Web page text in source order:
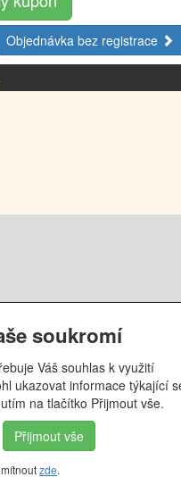
Objednávka bez registrace
soukromí
Váš souhlas k využití
ukazovat informace týkající
na tlačítko Přijmout vše.
Přijmout vše
zde.